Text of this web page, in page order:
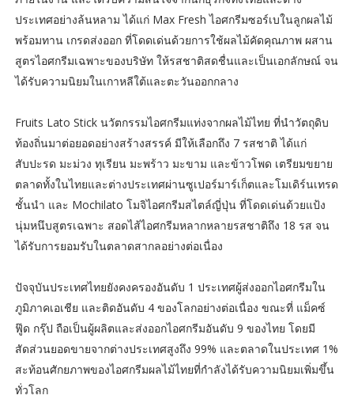
ประเทศอย่างล้นหลาม ได้แก่ Max Fresh ไอศกรีมซอร์เบในลูกผลไม้
พร้อมทาน เกรดส่งออก ที่โดดเด่นด้วยการใช้ผลไม้คัดคุณภาพ ผสาน
สูตรไอศกรีมเฉพาะของบริษัท ให้รสชาติสดชื่นและเป็นเอกลักษณ์ จน
ได้รับความนิยมในเกาหลีใต้และตะวันออกกลาง
Fruits Lato Stick นวัตกรรมไอศกรีมแท่งจากผลไม้ไทย ที่นำวัตถุดิบ
ท้องถิ่นมาต่อยอดอย่างสร้างสรรค์ มีให้เลือกถึง 7 รสชาติ ได้แก่
สับปะรด มะม่วง ทุเรียน มะพร้าว มะขาม และข้าวโพด เตรียมขยาย
ตลาดทั้งในไทยและต่างประเทศผ่านซูเปอร์มาร์เก็ตและโมเดิร์นเทรด
ชั้นนำ และ Mochilato โมจิไอศกรีมสไตล์ญี่ปุ่น ที่โดดเด่นด้วยแป้ง
นุ่มหนึบสูตรเฉพาะ สอดไส้ไอศกรีมหลากหลายรสชาติถึง 18 รส จน
ได้รับการยอมรับในตลาดสากลอย่างต่อเนื่อง
ปัจจุบันประเทศไทยยังคงครองอันดับ 1 ประเทศผู้ส่งออกไอศกรีมใน
ภูมิภาคเอเชีย และติดอันดับ 4 ของโลกอย่างต่อเนื่อง ขณะที่ แม็คซ์
ฟู๊ด กรุ๊ป ถือเป็นผู้ผลิตและส่งออกไอศกรีมอันดับ 9 ของไทย โดยมี
สัดส่วนยอดขายจากต่างประเทศสูงถึง 99% และตลาดในประเทศ 1%
สะท้อนศักยภาพของไอศกรีมผลไม้ไทยที่กำลังได้รับความนิยมเพิ่มขึ้น
ทั่วโลก